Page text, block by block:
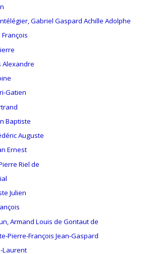
Gabriel Gaspard Achille Adolphe
Alexandre
Gatien
Baptiste
Auguste
Ernest
Riel de
Julien
Armand Louis de Gontaut de
Pierre-François Jean-Gaspard
Laurent